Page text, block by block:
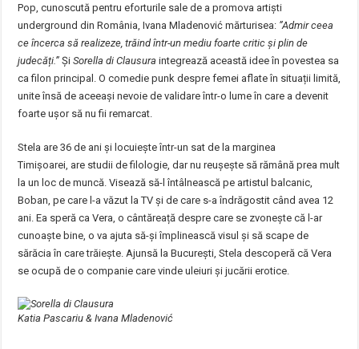
Pop, cunoscută pentru eforturile sale de a promova artiști
underground din România, Ivana Mladenović mărturisea: ”Admir ceea
ce încerca să realizeze, trăind într-un mediu foarte critic și plin de
judecăți.”ȘiSorella di Clausura integrează această idee în povestea sa
ca filon principal. O comedie punk despre femei aflate în situații limită,
unite însă de aceeași nevoie de validare într-o lume în care a devenit
foarte ușor să nu fii remarcat.
Stela are 36 de ani și locuiește într-un sat de la marginea
Timișoarei, are studii de filologie, dar nu reușește să rămână prea mult
la un loc de muncă. Visează să-l întâlnească pe artistul balcanic,
Boban, pe care l-a văzut la TV și de care s-a îndrăgostit când avea 12
ani. Ea speră ca Vera, o cântăreață despre care se zvonește că l-ar
cunoaște bine, o va ajuta să-și împlinească visul și să scape de
sărăcia în care trăiește. Ajunsă la București, Stela descoperă că Vera
se ocupă de o companie care vinde uleiuri și jucării erotice.
Katia Pascariu & Ivana Mladenović